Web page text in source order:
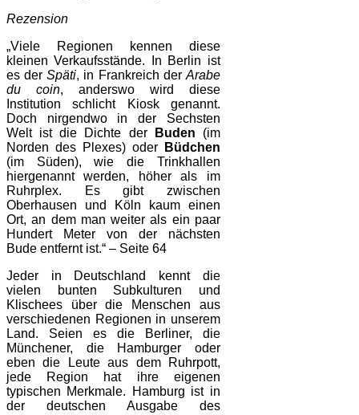
Rezension
„Viele Regionen kennen diese
kleinen Verkaufsstände. In Berlin ist
es derSpäti, in Frankreich derArabe
du coin, anderswo wird diese
Institution schlicht Kiosk genannt.
Doch nirgendwo in der Sechsten
Welt ist die Dichte der
Buden (im
Norden des Plexes) oder
Büdchen
(im Süden), wie die Trinkhallen
hiergenannt werden, höher als im
Ruhrplex. Es gibt zwischen
Oberhausen und Köln kaum einen
Ort, an dem man weiter als ein paar
Hundert Meter von der nächsten
Bude entfernt ist.“ – Seite 64
Jeder in Deutschland kennt die
vielen bunten Subkulturen und
Klischees über die Menschen aus
verschiedenen Regionen in unserem
Land. Seien es die Berliner, die
Münchener, die Hamburger oder
eben die Leute aus dem Ruhrpott,
jede Region hat ihre eigenen
typischen Merkmale. Hamburg ist in
der deutschen Ausgabe des